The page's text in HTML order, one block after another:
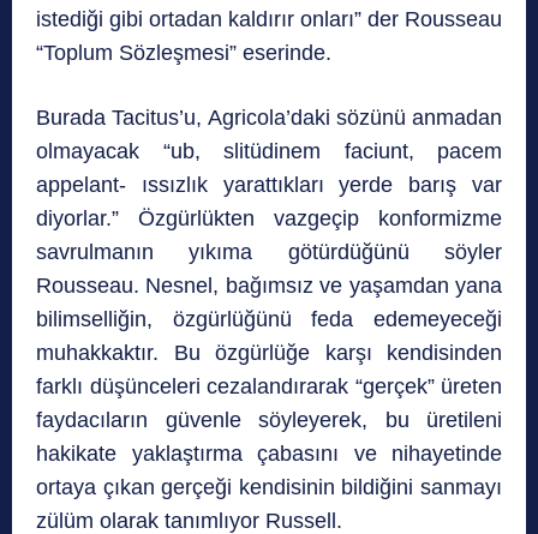
istediği gibi ortadan kaldırır onları” der Rousseau
“Toplum Sözleşmesi” eserinde.
Burada Tacitus’u, Agricola’daki sözünü anmadan
olmayacak “ub, slitüdinem faciunt, pacem
appelant- ıssızlık yarattıkları yerde barış var
diyorlar.” Özgürlükten vazgeçip konformizme
savrulmanın yıkıma götürdüğünü söyler
Rousseau. Nesnel, bağımsız ve yaşamdan yana
bilimselliğin, özgürlüğünü feda edemeyeceği
muhakkaktır. Bu özgürlüğe karşı kendisinden
farklı düşünceleri cezalandırarak “gerçek” üreten
faydacıların güvenle söyleyerek, bu üretileni
hakikate yaklaştırma çabasını ve nihayetinde
ortaya çıkan gerçeği kendisinin bildiğini sanmayı
zülüm olarak tanımlıyor Russell.